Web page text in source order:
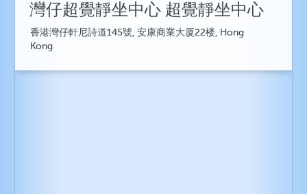
灣仔超覺靜坐中心 超覺靜坐中心
香港灣仔軒尼詩道145號, 安康商業大厦22楼, Hong
Kong